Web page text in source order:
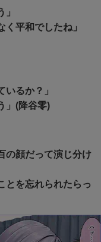
く平和でしたね」
いるか？」
」(降谷零)
の顔だって演じ分け
を忘れられたらっ